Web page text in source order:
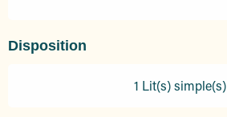
Disposition
1 Lit(s) simple(s)